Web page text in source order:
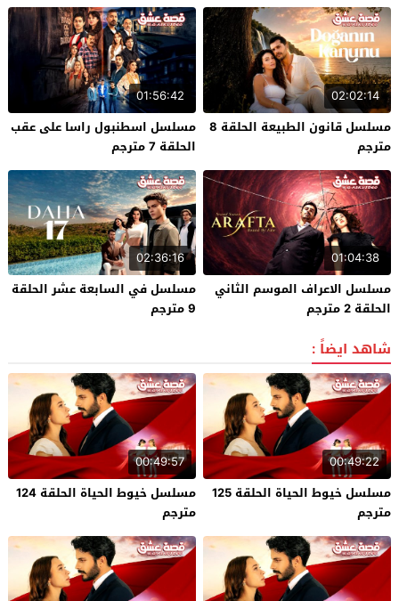
02:02:14
مسلسل قانون الطبيعة الحلقة 8
مترجم
01:56:42
مسلسل اسطنبول راسا على عقب
الحلقة 7 مترجم
01:04:38
مسلسل الاعراف الموسم الثاني
الحلقة 2 مترجم
02:36:16
مسلسل في السابعة عشر الحلقة
9 مترجم
شاهد ايضاً :
00:49:22
مسلسل خيوط الحياة الحلقة 125
مترجم
00:49:57
مسلسل خيوط الحياة الحلقة 124
مترجم